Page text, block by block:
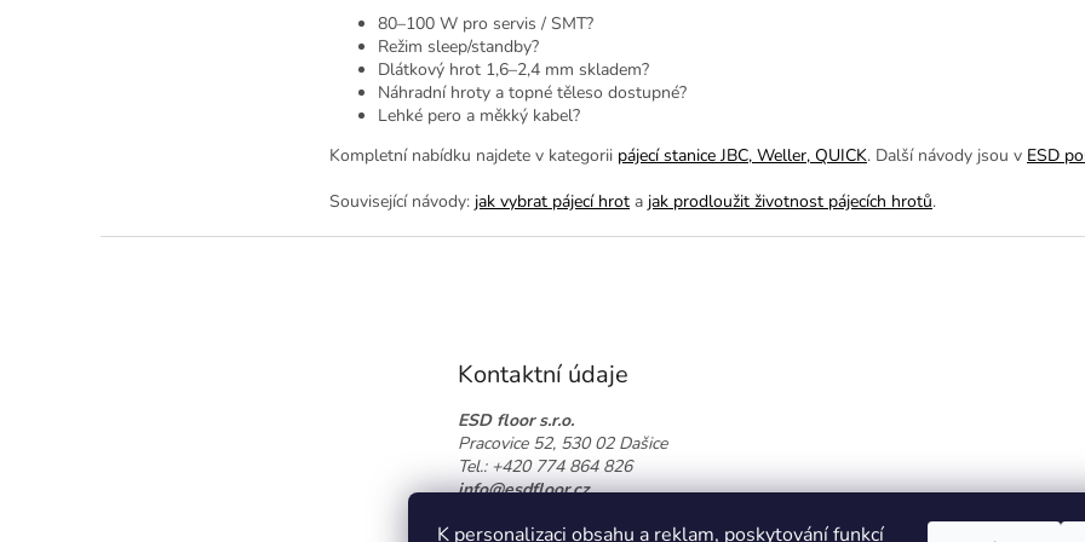
K personalizaci obsahu a reklam, poskytování funkcí
80–100 W pro servis / SMT?
Režim sleep/standby?
Dlátkový hrot 1,6–2,4 mm skladem?
Náhradní hroty a topné těleso dostupné?
Lehké pero a měkký kabel?
Kompletní nabídku najdete v kategorii pájecí stanice JBC, Weller, QUICK. Další návody jsou v ESD
Související návody: jak vybrat pájecí hrot a jak prodloužit životnost pájecích hrotů.
Kontaktní údaje
ESD floor s.r.o.
Pracovice 52, 530 02 Dašice
Tel.: +420 774 864 826
info@esdfloor.cz